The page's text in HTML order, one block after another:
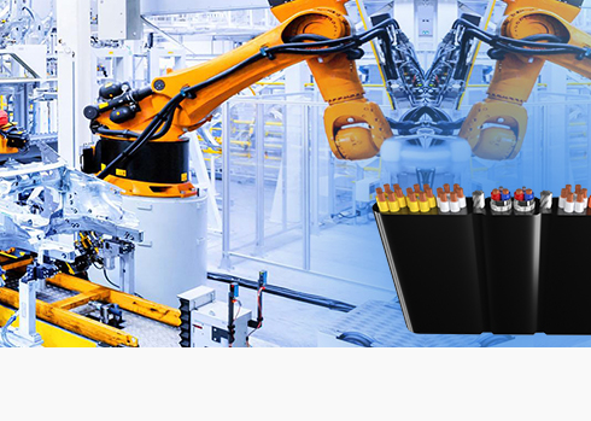
德国莱茵TUV认证电缆
欧盟CE认证电缆
国标CCC认证电缆
美标欧标双重认证电缆
澳标SAA认证电缆
日本标准电缆
UL758控制电缆
UL758动力电缆
UL758聚氨酯PUR/TPU电缆
UL83标准
UL44标准
UL1277标准